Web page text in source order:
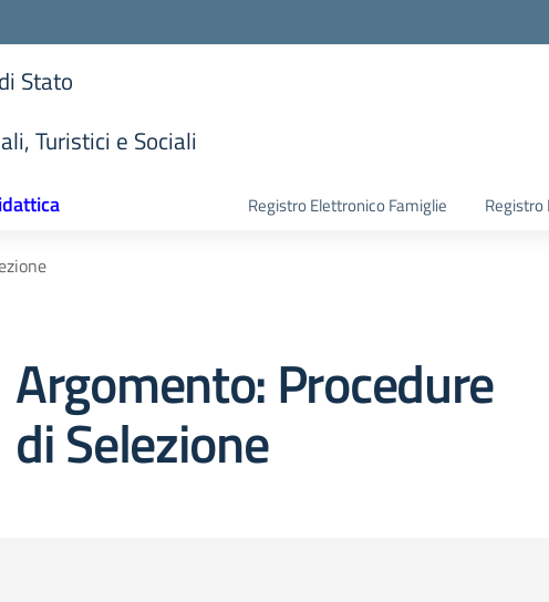
Stato
Turistici e Sociali
Registro Elettronico Famiglie
Argomento: Procedure
di Selezione